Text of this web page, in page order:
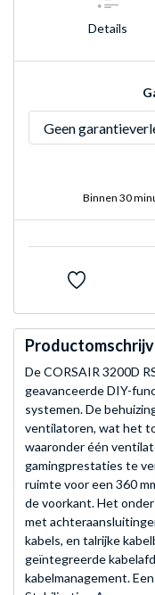
Details
Binnen 30
De CORSAIR 3200D
geavanceerde DIY-
systemen. De
ventilatoren, wat het
waaronder één
gamingprestaties te
ruimte voor een 360
de voorkant. Het
met
kabels, en talrijke
geïntegreerde
kabelmanagement.